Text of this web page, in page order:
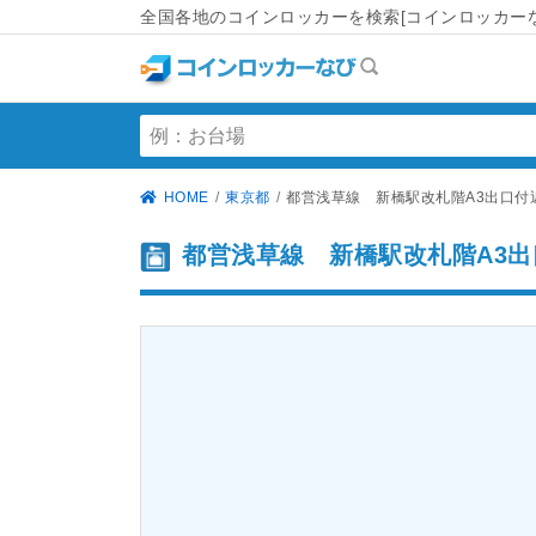
全国各地のコインロッカーを検索[コインロッカー
HOME 東京都 都営浅草線 新橋駅改札階A3出口付
都営浅草線 新橋駅改札階A3出